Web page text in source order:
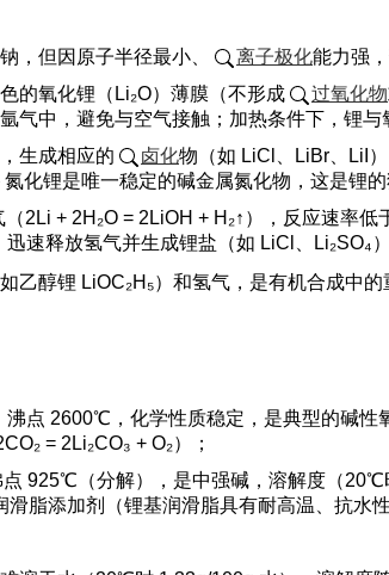
，但因原子半径最小、
离子极化能力强
的氧化锂（Li₂O）薄膜（不形成 过氧化物
中，避免与空气接触；加热条件下，锂与
生成相应的 卤化物（如 LiCl、LiBr、LiI
锂是唯一稳定的碱金属氮化物，这是锂的
2Li + 2H₂O = 2LiOH + H₂↑），反应速率
迅速释放氢气并生成锂盐（如 LiCl、Li₂SO₄
乙醇锂 LiOC₂H₅）和氢气，是有机合成中
点 2600℃，化学性质稳定，是典型的碱性
= 2Li₂CO₃ + O₂）；
925℃（分解），是中强碱，溶解度（
脂添加剂（锂基润滑脂具有耐高温、抗水